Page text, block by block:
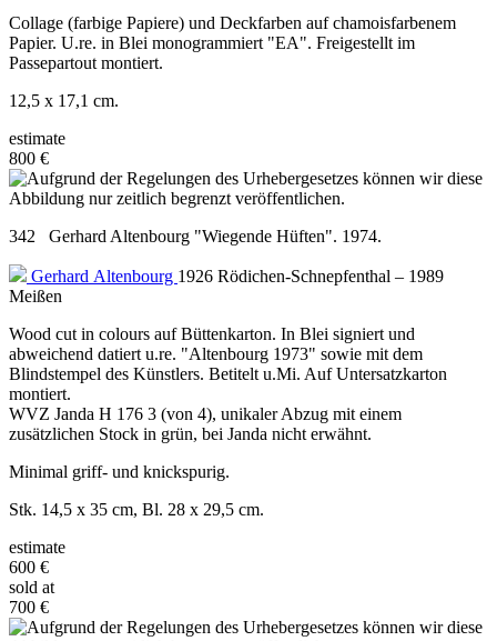
Collage (farbige Papiere) und Deckfarben auf chamoisfarbenem
Papier. U.re. in Blei monogrammiert "EA". Freigestellt im
Passepartout montiert.
12,5 x 17,1 cm.
estimate
800 €
342 Gerhard Altenbourg "Wiegende Hüften". 1974.
Gerhard Altenbourg 1926 Rödichen-Schnepfenthal – 1989
Meißen
Wood cut in colours auf Büttenkarton. In Blei signiert und
abweichend datiert u.re. "Altenbourg 1973" sowie mit dem
Blindstempel des Künstlers. Betitelt u.Mi. Auf Untersatzkarton
montiert.
WVZ Janda H 176 3 (von 4), unikaler Abzug mit einem
zusätzlichen Stock in grün, bei Janda nicht erwähnt.
Minimal griff- und knickspurig.
Stk. 14,5 x 35 cm, Bl. 28 x 29,5 cm.
estimate
600 €
sold at
700 €